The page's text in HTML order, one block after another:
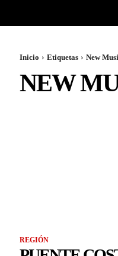
Inicio Etiquetas New
NEW
REGIÓN